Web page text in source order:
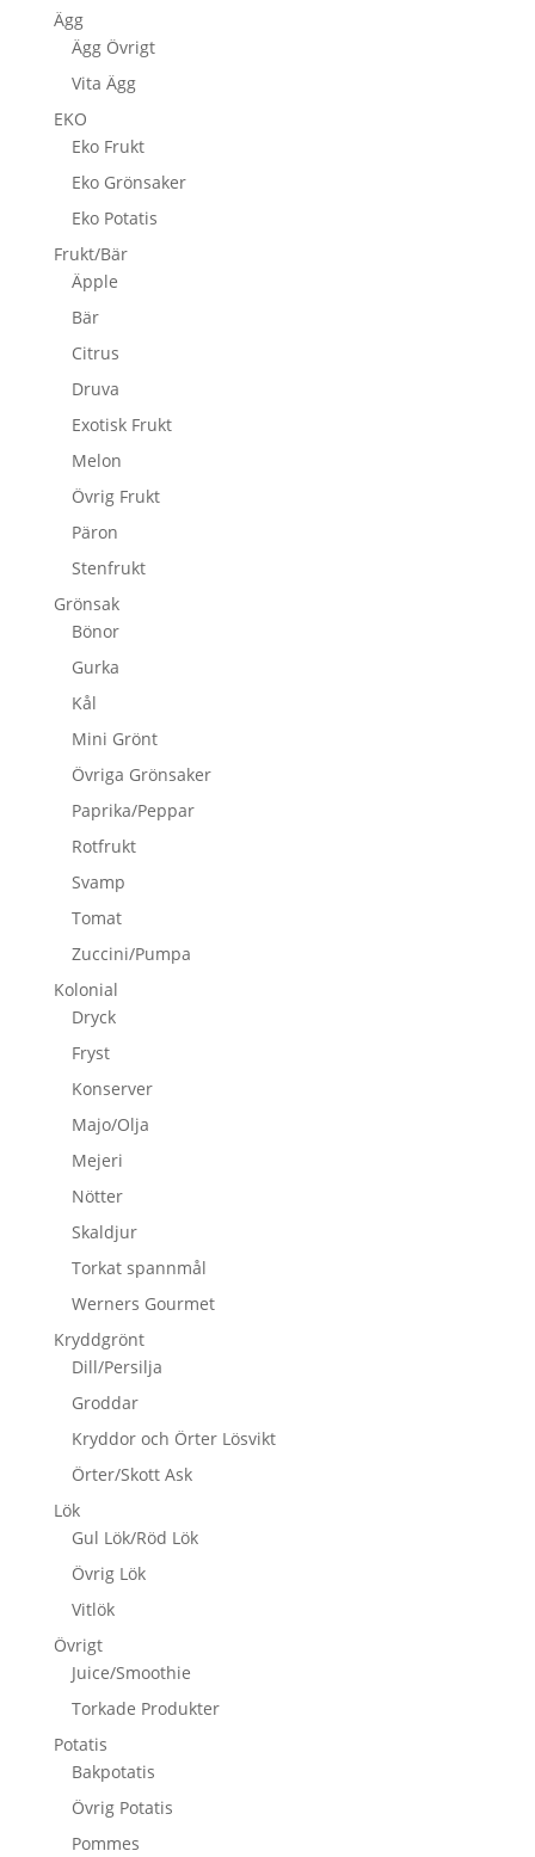
Ägg
Ägg Övrigt
Vita Ägg
EKO
Eko Frukt
Eko Grönsaker
Eko Potatis
Frukt/Bär
Äpple
Bär
Citrus
Druva
Exotisk Frukt
Melon
Övrig Frukt
Päron
Stenfrukt
Grönsak
Bönor
Gurka
Kål
Mini Grönt
Övriga Grönsaker
Paprika/Peppar
Rotfrukt
Svamp
Tomat
Zuccini/Pumpa
Kolonial
Dryck
Fryst
Konserver
Majo/Olja
Mejeri
Nötter
Skaldjur
Torkat spannmål
Werners Gourmet
Kryddgrönt
Dill/Persilja
Groddar
Kryddor och Örter Lösvikt
Örter/Skott Ask
Lök
Gul Lök/Röd Lök
Övrig Lök
Vitlök
Övrigt
Juice/Smoothie
Torkade Produkter
Potatis
Bakpotatis
Övrig Potatis
Pommes